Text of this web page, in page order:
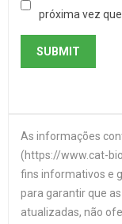
próxima vez
As informações
(https://www.cat-
fins informativos e
para garantir que
atualizadas, não